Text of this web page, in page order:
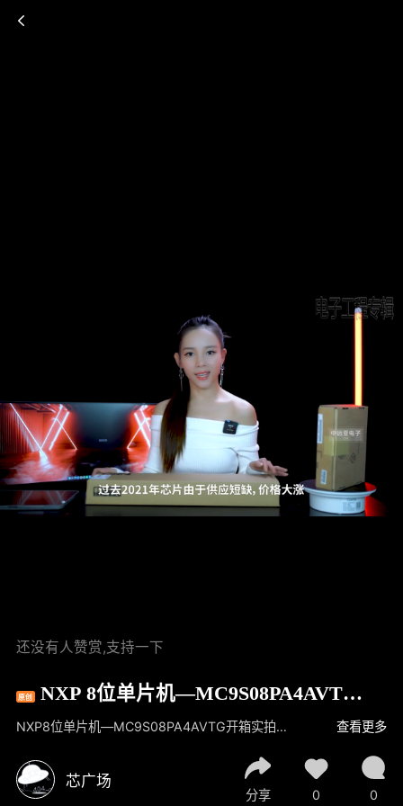
还没有人赞赏,支持一下
原创 NXP 8位单片机—MC9S08PA4AVTG
开箱实拍，IC集成电路开箱视频！中远亚
NXP8位单片机—MC9S08PA4AVTG开箱实拍！你没见过的NXP芯片开箱视频，带你一探芯片包装内部的秘密！cr：来自中远亚电子的实拍对这颗料有需求的可以找中远亚电子，其他型号，以及二三极管、电容电阻都可以联系中远亚电子，十年芯片分销商，致力于服务中小企业的元器件需求痛点。 查看更多
芯广场
分享 0 0